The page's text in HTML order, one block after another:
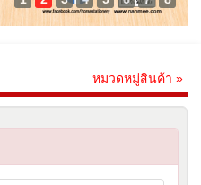
หมวดหมู่สินค้า »